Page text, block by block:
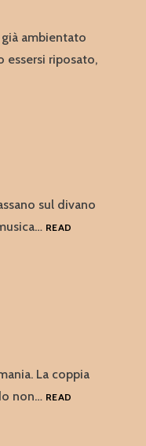
ambientato
essersi riposato,
sul divano
READ
La coppia
non… READ